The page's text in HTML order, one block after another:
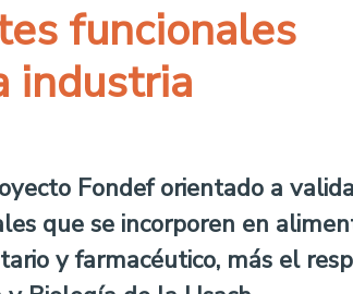
funcionales
industria
Fondef orientado a
que se incorporen en
y farmacéutico, más el